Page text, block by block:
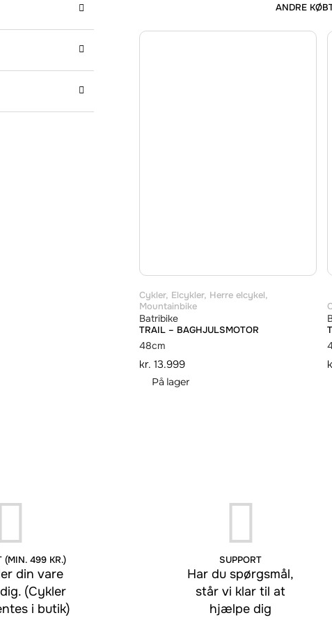
ANDRE
Cykler, Elcykler, Herre elcykel,
Mountainbike
Batribike
TRAIL – BAGHJULSMOTOR
48cm
kr. 13.999
På lager
(MIN. 499 KR.)
din vare
(Cykler
i butik)
SUPPORT
Har du spørgsmål,
står vi klar til at
hjælpe dig